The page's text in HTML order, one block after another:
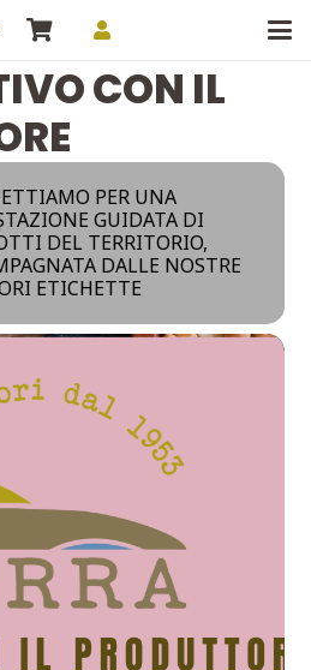
CON IL
PER UNA
GUIDATA DI
DEL TERRITORIO,
DALLE NOSTRE
ETICHETTE